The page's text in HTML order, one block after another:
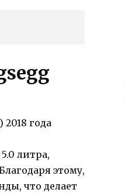
литра,
этому,
что делает